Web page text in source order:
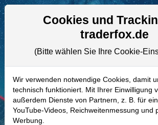
722713 | MSTR–
Realtime-Aktienkurs:
-
-
Cookies und
traderfox.de
(Bitte wählen Sie Ihre Cookie-
Wir verwenden notwendige Cookies, damit
technisch funktioniert. Mit Ihrer Einwilligung
außerdem Dienste von Partnern, z. B. für
YouTube-Videos, Reichweitenmessung und
Werbung.